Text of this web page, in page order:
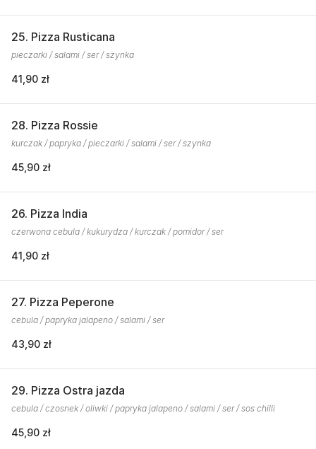
25. Pizza Rusticana
pieczarki / salami / ser / szynka
41,90 zł
28. Pizza Rossie
kurczak / papryka / pieczarki / salami / ser / szynka
45,90 zł
26. Pizza India
czerwona cebula / kukurydza / kurczak / pomidor / ser
41,90 zł
27. Pizza Peperone
cebula / papryka jalapeno / salami / ser
43,90 zł
29. Pizza Ostra jazda
cebula / czosnek / oliwki / papryka jalapeno / salami / ser / sos chilli
45,90 zł